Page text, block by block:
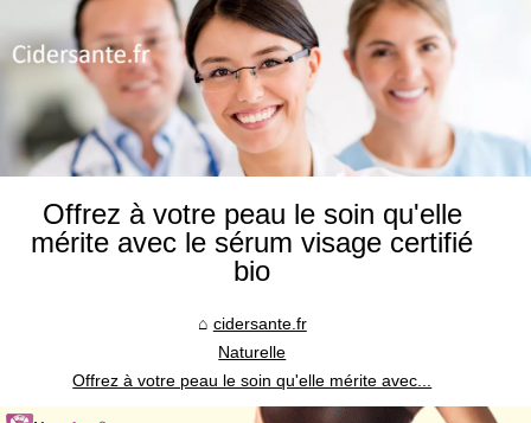
Offrez à votre peau le soin qu'elle
mérite avec le sérum visage certifié
bio
cidersante.fr
Naturelle
Offrez à votre peau le soin qu'elle mérite avec...